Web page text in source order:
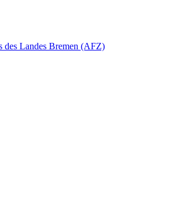
des Landes Bremen (AFZ)